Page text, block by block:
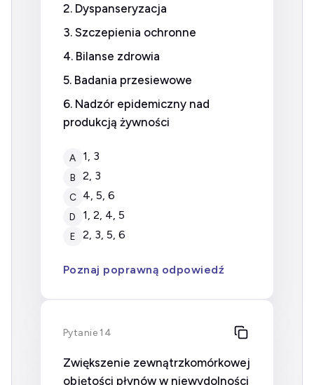
2. Dyspanseryzacja
3. Szczepienia ochronne
4. Bilanse zdrowia
5. Badania przesiewowe
6. Nadzór epidemiczny nad
produkcją żywności
A 1, 3
B 2, 3
C 4, 5, 6
D 1, 2, 4, 5
E 2, 3, 5, 6
Poznaj poprawną odpowiedź
Pytanie 14
Zwiększenie zewnątrzkomórkowej
objętości płynów w niewydolności